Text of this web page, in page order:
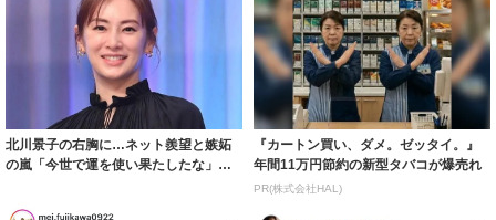
北川景子の右胸に…ネット羨望と嫉妬
の嵐「今世で運を使い果たしたな」
『カートン買い、ダメ。ゼッタイ。』
年間11万円節約の新型タバコが爆売れ
PR(株式会社HAL)